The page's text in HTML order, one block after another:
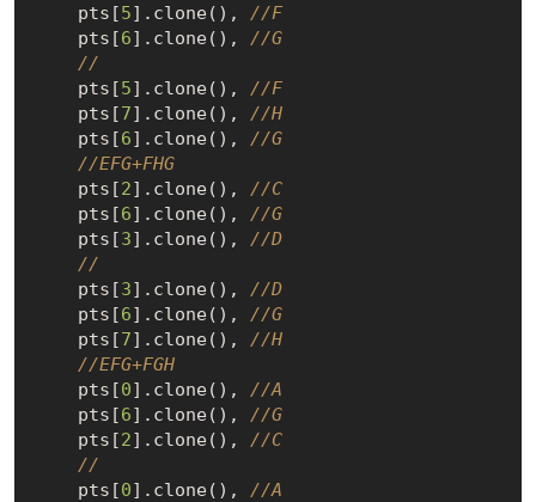
    pts[
5].clone(), //F
    pts[
6].clone(), //G
//
    pts[
5].clone(), //F
    pts[
7].clone(), //H
    pts[
6].clone(), //G
//EFG+FHG
    pts[
2].clone(), //C
    pts[
6].clone(), //G
    pts[
3].clone(), //D
//
    pts[
3].clone(), //D
    pts[
6].clone(), //G
    pts[
7].clone(), //H
//EFG+FGH
    pts[
0].clone(), //A
    pts[
6].clone(), //G
    pts[
2].clone(), //C
//
    pts[
0].clone(), //A